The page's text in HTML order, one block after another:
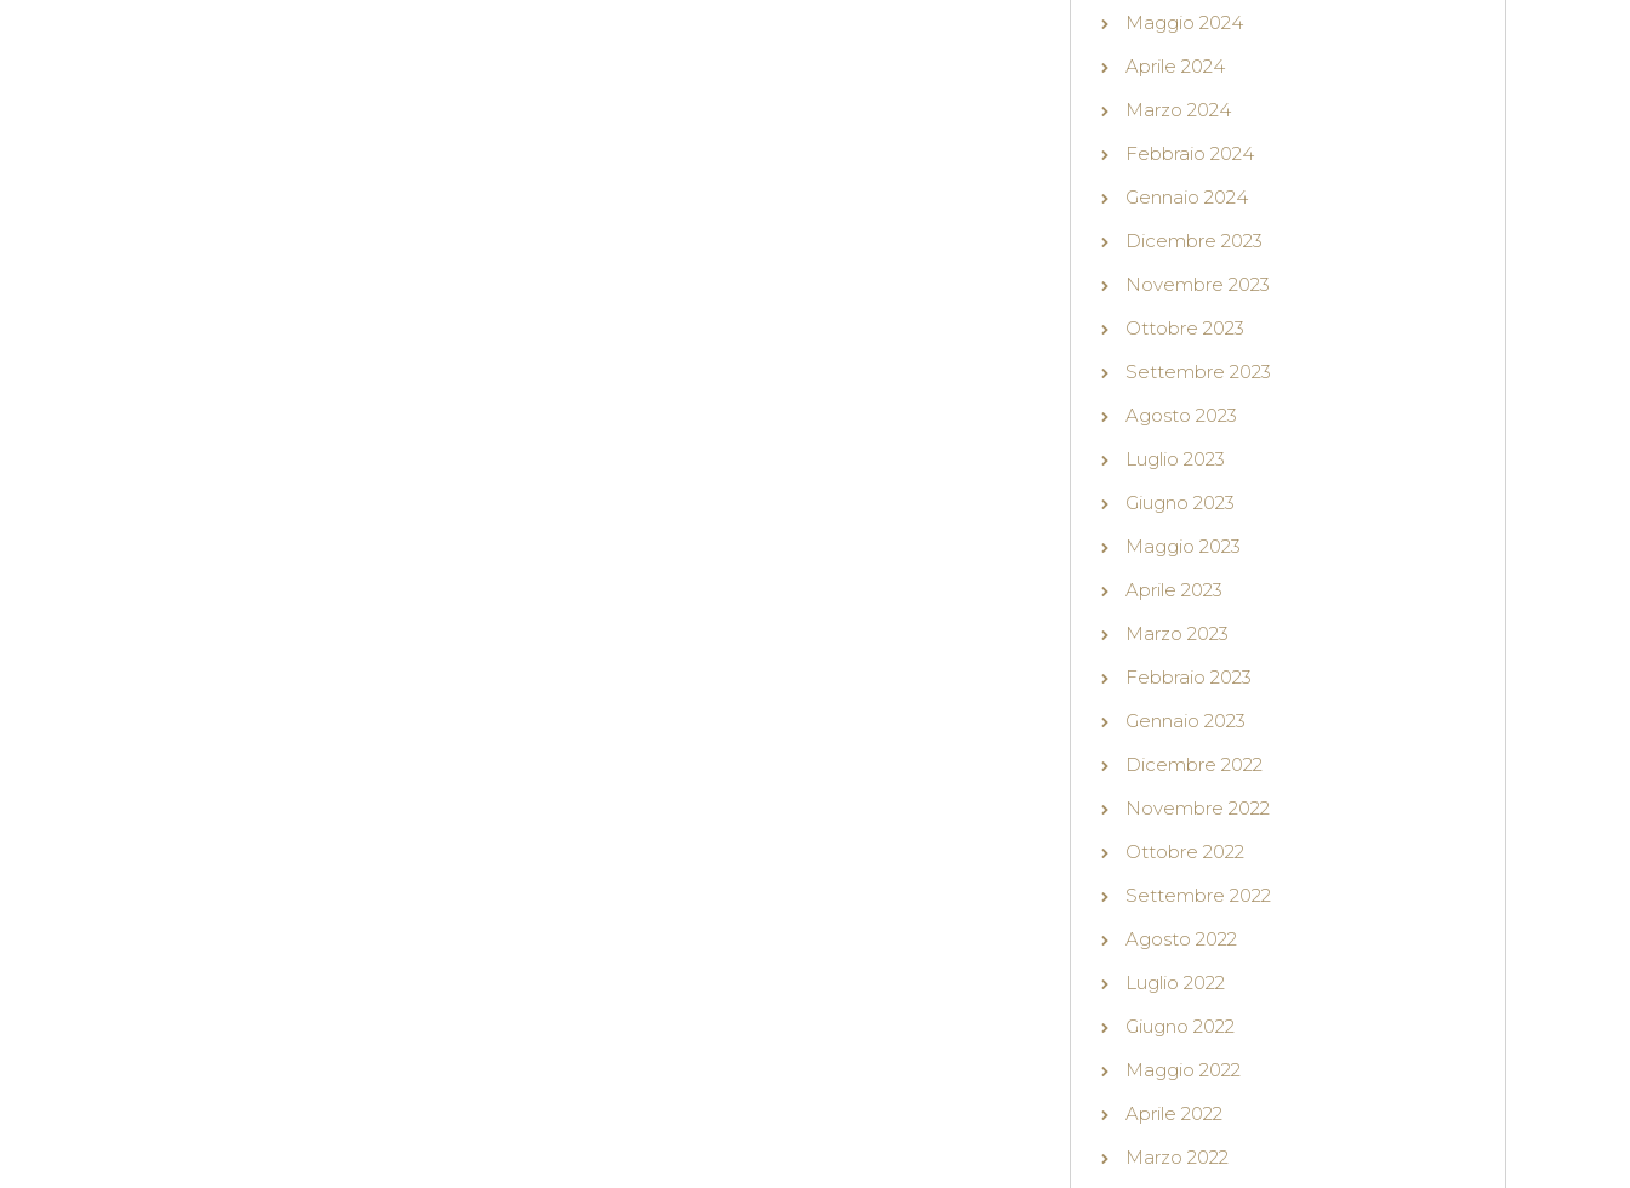
Maggio 2024
Aprile 2024
Marzo 2024
Febbraio 2024
Gennaio 2024
Dicembre 2023
Novembre 2023
Ottobre 2023
Settembre 2023
Agosto 2023
Luglio 2023
Giugno 2023
Maggio 2023
Aprile 2023
Marzo 2023
Febbraio 2023
Gennaio 2023
Dicembre 2022
Novembre 2022
Ottobre 2022
Settembre 2022
Agosto 2022
Luglio 2022
Giugno 2022
Maggio 2022
Aprile 2022
Marzo 2022